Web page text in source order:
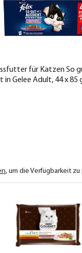
für Katzen So
in Gelee Adult, 44 x 85
, um die Verfügbarkeit zu